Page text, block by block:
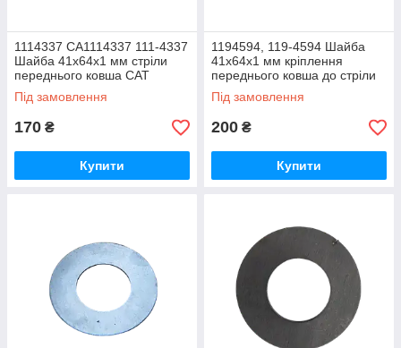
1114337 CA1114337 111-4337
Шайба 41х64х1 мм стріли
переднього ковша CAT
Під замовлення
170 ₴
Купити
1194594, 119-4594 Шайба
41х64х1 мм кріплення
переднього ковша до стріли
CAT
Під замовлення
200 ₴
Купити